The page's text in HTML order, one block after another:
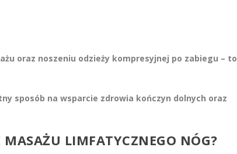
oraz noszeniu odzieży kompresyjnej po zabiegu – to
sposób na wsparcie zdrowia kończyn dolnych oraz
MASAŻU LIMFATYCZNEGO NÓG?